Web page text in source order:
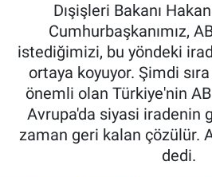
Dışişleri Bakanı
Cumhurbaşkanımız,
istediğimizi, bu yöndeki
ortaya koyuyor. Şimdi
önemli olan Türkiye'nin
Avrupa'da siyasi iradenin
zaman geri kalan çözülür.
dedi.